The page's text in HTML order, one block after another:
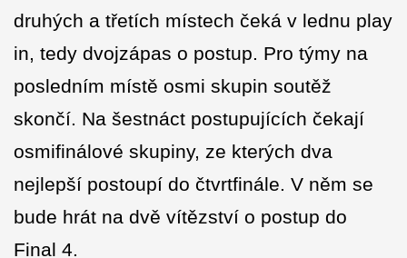
druhých a třetích místech čeká v lednu play
in, tedy dvojzápas o postup. Pro týmy na
posledním místě osmi skupin soutěž
skončí. Na šestnáct postupujících čekají
osmifinálové skupiny, ze kterých dva
nejlepší postoupí do čtvrtfinále. V něm se
bude hrát na dvě vítězství o postup do
Final 4.